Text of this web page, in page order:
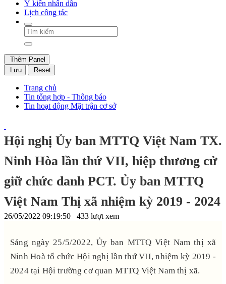
Ý kiến nhân dân
Lịch công tác
Thêm Panel
Lưu
Reset
Trang chủ
Tin tổng hợp - Thông báo
Tin hoạt động Mặt trận cơ sở
Hội nghị Ủy ban MTTQ Việt Nam TX.
Ninh Hòa lần thứ VII, hiệp thương cử
giữ chức danh PCT. Ủy ban MTTQ
Việt Nam Thị xã nhiệm kỳ 2019 - 2024
26/05/2022 09:19:50 433 lượt xem
Sáng ngày 25/5/2022, Ủy ban MTTQ Việt Nam thị xã
Ninh Hoà tổ chức Hội nghị lần thứ VII, nhiệm kỳ 2019 -
2024 tại Hội trường cơ quan MTTQ Việt Nam thị xã.